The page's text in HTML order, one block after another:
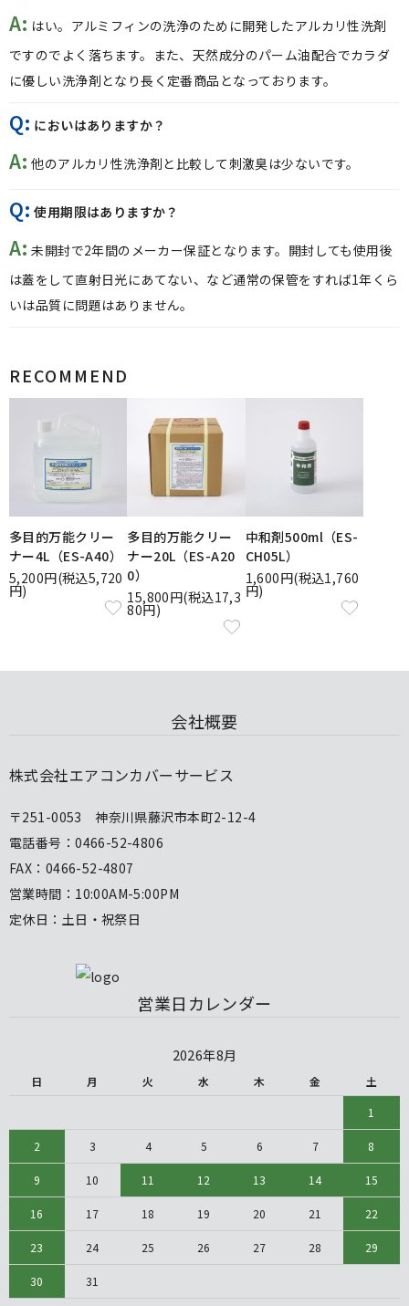
A: はい。アルミフィンの洗浄のために開発したアルカリ性洗剤
ですのでよく落ちます。また、天然成分のパーム油配合でカラダ
に優しい洗浄剤となり長く定番商品となっております。
Q: においはありますか？
A: 他のアルカリ性洗浄剤と比較して刺激臭は少ないです。
Q: 使用期限はありますか？
A: 未開封で2年間のメーカー保証となります。開封しても使用後
は蓋をして直射日光にあてない、など通常の保管をすれば1年くら
いは品質に問題はありません。
RECOMMEND
多目的万能クリー
ナー4L（ES-A40）
5,200円(税込5,720
円)
多目的万能クリー
ナー20L（ES-A20
0）
15,800円(税込17,3
80円)
中和剤500ml（ES-
CH05L）
1,600円(税込1,760
円)
会社概要
株式会社エアコンカバーサービス
〒251-0053 神奈川県藤沢市本町2-12-4
電話番号：0466-52-4806
FAX：0466-52-4807
営業時間：10:00AM-5:00PM
定休日：土日・祝祭日
営業日カレンダー
2026年8月
日 月 火 水 木 金
土
1
2 3 4 5 6 7 8
9 10 11 12 13 14 15
16 17 18 19 20 21 22
23 24 25 26 27 28 29
30 31